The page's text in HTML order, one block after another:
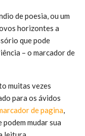
de poesia, ou um
horizontes a
que pode
– o marcador de
muitas vezes
para os ávidos
de pagina,
mudar sua